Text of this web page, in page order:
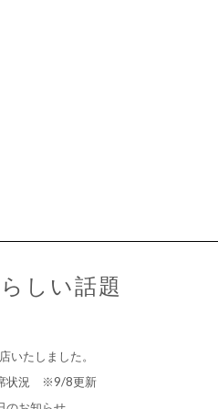
しい話題
いたしました。
状況 ※9/8更新